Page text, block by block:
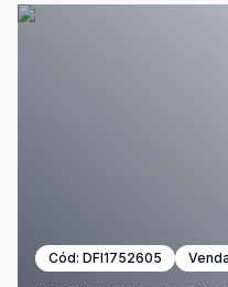
Cód: DFI1752605 Venda